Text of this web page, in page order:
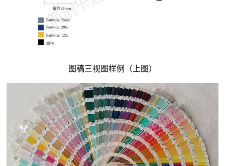
图稿三视图样例（上图）